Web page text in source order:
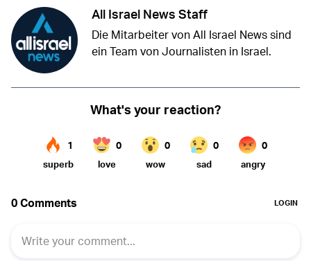
All Israel News Staff
Die Mitarbeiter von All Israel News sind
ein Team von Journalisten in Israel.